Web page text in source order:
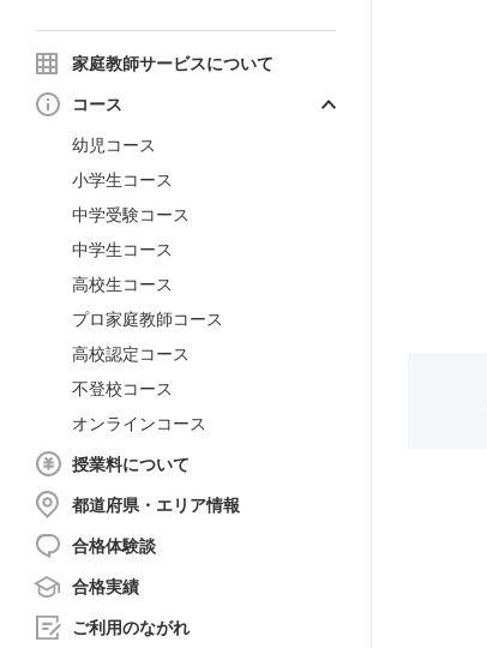
家庭教師サービスについて
コース
幼児コース
小学生コース
中学受験コース
中学生コース
高校生コース
プロ家庭教師コース
高校認定コース
不登校コース
オンラインコース
授業料について
都道府県・エリア情報
合格体験談
合格実績
ご利用のながれ